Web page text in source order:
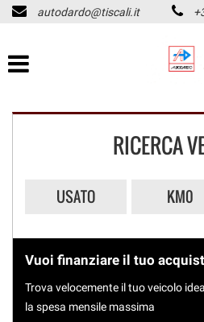
HOME
LISTA VEICOLI
CHI SIAMO
autodardo@tiscali.it
RICERCA
USATO KM0
Vuoi finanziare il tuo
Trova velocemente il tuo veicolo
la spesa mensile massima
preferenze
di
consente
le
tue
preferenze
di
consenso